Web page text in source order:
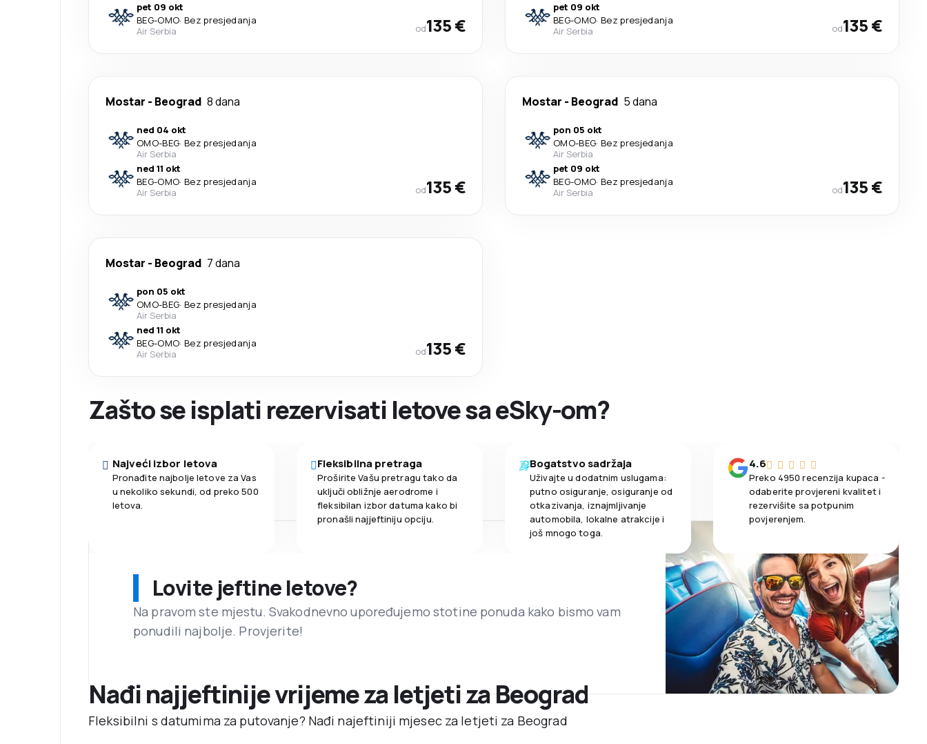
pet 09 okt
BEG-OMO· Bez presjedanja
Air Serbia
od135 €
pet 09 okt
BEG-OMO· Bez presjedanja
Air Serbia
od135 €
Mostar - Beograd 8 dana
ned 04 okt
OMO-BEG· Bez presjedanja
Air Serbia
ned 11 okt
BEG-OMO· Bez presjedanja
Air Serbia
od135 €
Mostar - Beograd 5 dana
pon 05 okt
OMO-BEG· Bez presjedanja
Air Serbia
pet 09 okt
BEG-OMO· Bez presjedanja
Air Serbia
od135 €
Mostar - Beograd 7 dana
pon 05 okt
OMO-BEG· Bez presjedanja
Air Serbia
ned 11 okt
BEG-OMO· Bez presjedanja
Air Serbia
od135 €
Zašto se isplati rezervisati letove sa eSky-om?
Najveći izbor letova
Pronađite najbolje letove za Vas
u nekoliko sekundi, od preko 500
letova.
Fleksibilna pretraga
Proširite Vašu pretragu tako da
uključi obližnje aerodrome i
fleksibilan izbor datuma kako bi
pronašli najjeftiniju opciju.
Bogatstvo sadržaja
Uživajte u dodatnim uslugama:
putno osiguranje, osiguranje od
otkazivanja, iznajmljivanje
automobila, lokalne atrakcije i
još mnogo toga.
4.6
Preko 4950 recenzija kupaca -
odaberite provjereni kvalitet i
rezervišite sa potpunim
povjerenjem.
Lovite jeftine letove?
Na pravom ste mjestu. Svakodnevno upoređujemo stotine ponuda kako bismo vam
ponudili najbolje. Provjerite!
Nađi najjeftinije vrijeme za letjeti za Beograd
Fleksibilni s datumima za putovanje? Nađi najeftiniji mjesec za letjeti za Beograd